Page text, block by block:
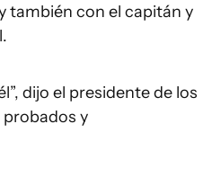
también con el capitán y
dijo el presidente de los
probados y